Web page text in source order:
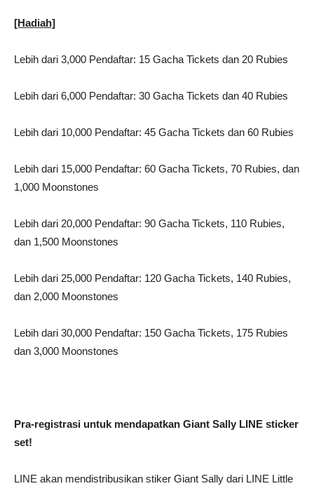
[Hadiah]
Lebih dari 3,000 Pendaftar: 15 Gacha Tickets dan 20 Rubies
Lebih dari 6,000 Pendaftar: 30 Gacha Tickets dan 40 Rubies
Lebih dari 10,000 Pendaftar: 45 Gacha Tickets dan 60 Rubies
Lebih dari 15,000 Pendaftar: 60 Gacha Tickets, 70 Rubies, dan
1,000 Moonstones
Lebih dari 20,000 Pendaftar: 90 Gacha Tickets, 110 Rubies,
dan 1,500 Moonstones
Lebih dari 25,000 Pendaftar: 120 Gacha Tickets, 140 Rubies,
dan 2,000 Moonstones
Lebih dari 30,000 Pendaftar: 150 Gacha Tickets, 175 Rubies
dan 3,000 Moonstones
Pra-registrasi untuk mendapatkan Giant Sally LINE sticker
set!
LINE akan mendistribusikan stiker Giant Sally dari LINE Little